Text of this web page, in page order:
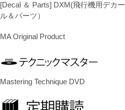
[Decal ＆ Parts] DXM(飛行機用デカー
ル＆パーツ）
MA Original Product
Mastering Technique DVD